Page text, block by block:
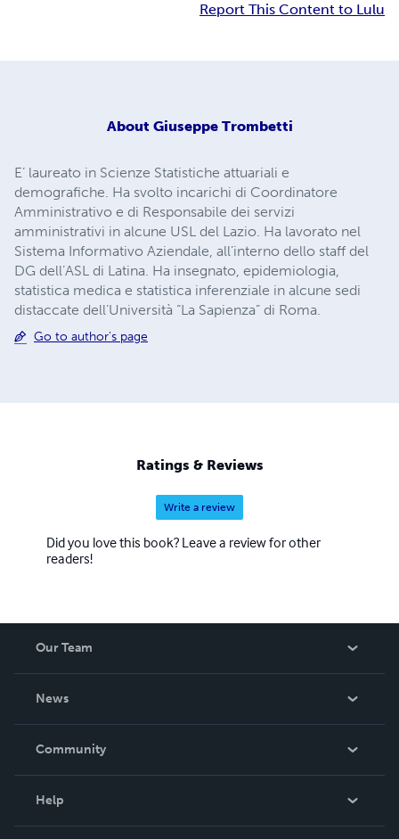
Report This Content to Lulu
About Giuseppe Trombetti
E’ laureato in Scienze Statistiche attuariali e
demografiche. Ha svolto incarichi di Coordinatore
Amministrativo e di Responsabile dei servizi
amministrativi in alcune USL del Lazio. Ha lavorato nel
Sistema Informativo Aziendale, all’interno dello staff del
DG dell’ASL di Latina. Ha insegnato, epidemiologia,
statistica medica e statistica inferenziale in alcune sedi
distaccate dell’Università “La Sapienza” di Roma.
Go to author's page
Ratings & Reviews
Write a review
Did you love this book? Leave a review for other
readers!
Our Team
News
In The News
Community
Help